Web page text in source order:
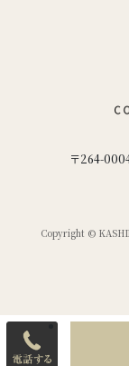
〒264-
Copyright ©